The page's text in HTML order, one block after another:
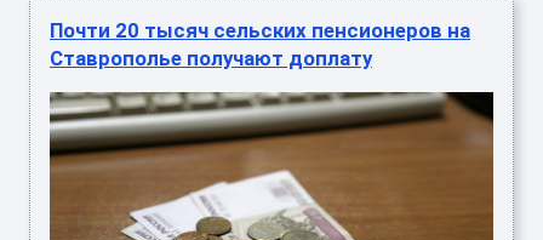
Почти 20 тысяч сельских пенсионеров на
Ставрополье получают доплату